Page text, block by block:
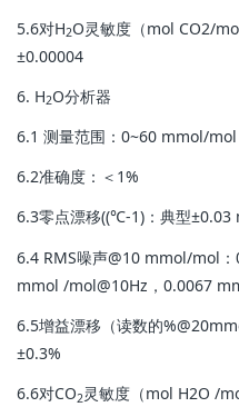
5.6对H2O灵敏度（mol CO2/
±0.00004
6. H2O分析器
6.1 测量范围：0~60 mmol/mol
6.2准确度：＜1%
6.3零点漂移((℃-1)：典型
6.4 RMS噪声@10 mmol/mol
mmol /mol@10Hz，0.0067
6.5增益漂移（读数的
±0.3%
6.6对CO2 灵敏度（mol H2O /